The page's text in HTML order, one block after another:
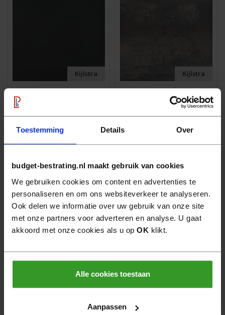
Toestemming Details Over
budget-bestrating.nl maakt gebruik van cookies
We gebruiken cookies om content en advertenties te
personaliseren en om ons websiteverkeer te analyseren.
Ook delen we informatie over uw gebruik van onze site
met onze partners voor adverteren en analyse. U gaat
akkoord met onze cookies als u op OK klikt.
Alle cookies toestaan
Aanpassen
Kijlstra
Patio square 90x90x6
cm notte naturelle
57,
Kijlstra
Patio square 90x90x6
Passiona
60x60x3,2cm Amber